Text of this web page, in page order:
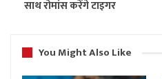
साथ रोमांस करेंगे टाइगर
You Might Also Like